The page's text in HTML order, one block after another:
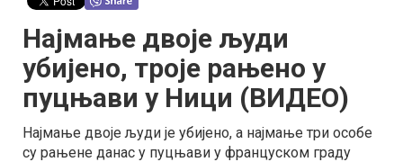
Најмање двоје људи
убијено, троје рањено у
пуцњави у Ници (ВИДЕО)
Најмање двоје људи је убијено, а најмање три особе
су рањене данас у пуцњави у француском граду